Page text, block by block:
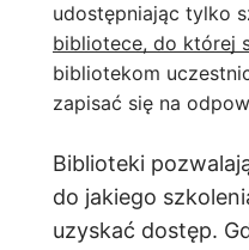
udostępniając tylko
bibliotece, do której
bibliotekom
zapisać się na
Biblioteki
do jakiego
uzyskać dostęp.